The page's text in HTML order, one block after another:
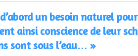
un besoin naturel
ainsi conscience de leur
sont sous l’eau… »